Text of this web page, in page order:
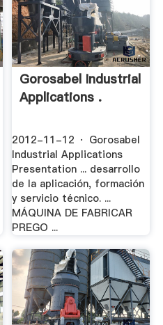
Gorosabel Industrial
Applications .
2012-11-12 · Gorosabel
Industrial Applications
Presentation ... desarrollo
de la aplicación, formación
y servicio técnico. ...
MÁQUINA DE FABRICAR
PREGO ...